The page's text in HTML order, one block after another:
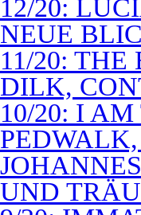
12/20:
NEUE
11/20:
DILK,
10/20: I
UND